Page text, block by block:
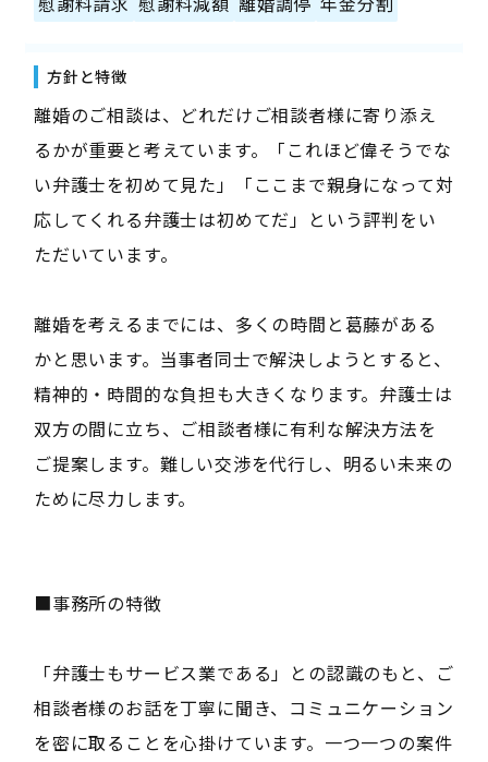
方針と特徴
離婚のご相談は、どれだけご相談者様に寄り添え
るかが重要と考えています。「これほど偉そうでな
い弁護士を初めて見た」「ここまで親身になって対
応してくれる弁護士は初めてだ」という評判をい
ただいています。
離婚を考えるまでには、多くの時間と葛藤がある
かと思います。当事者同士で解決しようとすると、
精神的・時間的な負担も大きくなります。弁護士は
双方の間に立ち、ご相談者様に有利な解決方法を
ご提案します。難しい交渉を代行し、明るい未来の
ために尽力します。
■事務所の特徴
「弁護士もサービス業である」との認識のもと、ご
相談者様のお話を丁寧に聞き、コミュニケーション
を密に取ることを心掛けています。一つ一つの案件